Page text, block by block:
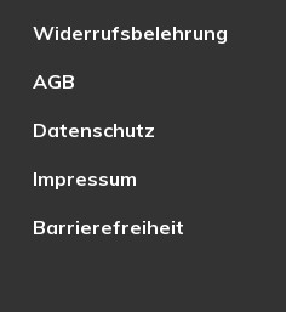
Widerrufsbelehrung
AGB
Datenschutz
Impressum
Barrierefreiheit